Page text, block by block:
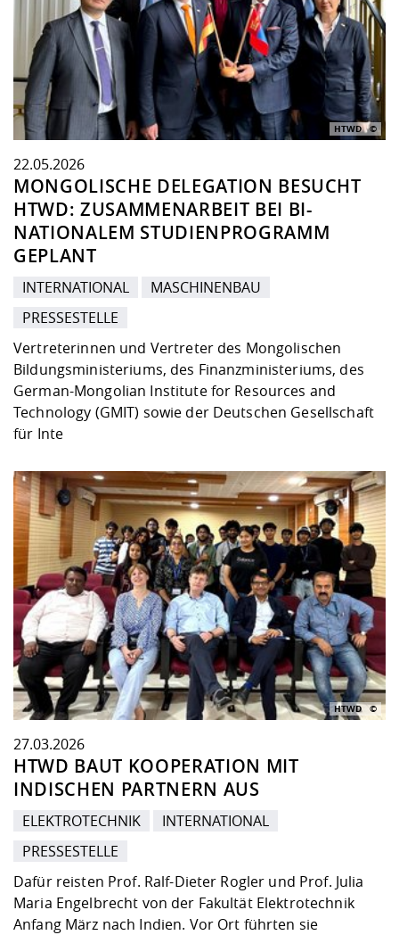
MONGOLISCHE DELEGATION BESUCHT
HTWD: ZUSAMMENARBEIT BEI BI-
NATIONALEM STUDIENPROGRAMM
GEPLANT
22.05.2026
INTERNATIONAL
MASCHINENBAU
PRESSESTELLE
Vertreterinnen und Vertreter des Mongolischen
Bildungsministeriums, des Finanzministeriums, des
German-Mongolian Institute for Resources and
Technology (GMIT) sowie der Deutschen Gesellschaft
für Inte
HTWD
HTWD BAUT KOOPERATION MIT
INDISCHEN PARTNERN AUS
27.03.2026
ELEKTROTECHNIK
INTERNATIONAL
PRESSESTELLE
Dafür reisten Prof. Ralf-Dieter Rogler und Prof. Julia
Maria Engelbrecht von der Fakultät Elektrotechnik
Anfang März nach Indien. Vor Ort führten sie
HTWD